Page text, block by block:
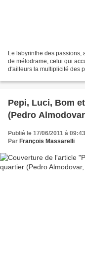
Le labyrinthe des passions,
de mélodrame, celui qui
d'ailleurs la multiplicité des
Pepi, Luci, Bom
(Pedro
Publié le 17/06/2011 à 09:43
Par François Massarelli